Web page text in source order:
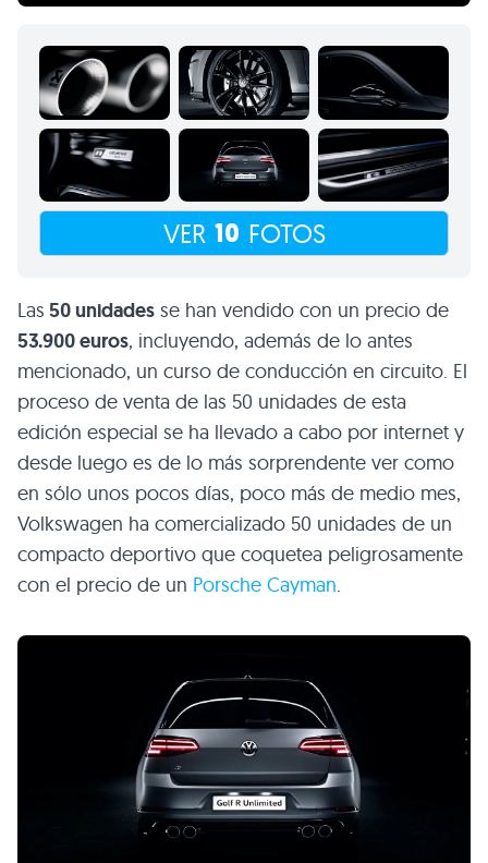
VER 10 FOTOS
Las 50 unidades se han vendido con un precio de
53.900 euros, incluyendo, además de lo antes
mencionado, un curso de conducción en circuito. El
proceso de venta de las 50 unidades de esta
edición especial se ha llevado a cabo por internet y
desde luego es de lo más sorprendente ver como
en sólo unos pocos días, poco más de medio mes,
Volkswagen ha comercializado 50 unidades de un
compacto deportivo que coquetea peligrosamente
con el precio de un Porsche Cayman.